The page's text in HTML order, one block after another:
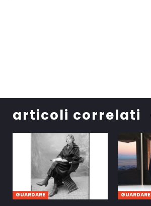
articoli correlati
GUARDARE GUARDARE